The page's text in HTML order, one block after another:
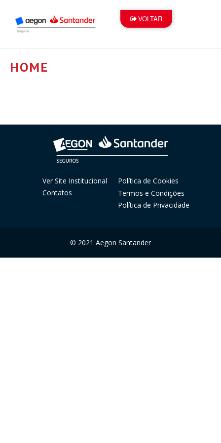
VOLTAR
HOME
Ver Site Institucional
Contatos
Política de Cookies
Termos e Condições
Política de Privacidade
© 2021 Aegon Santander